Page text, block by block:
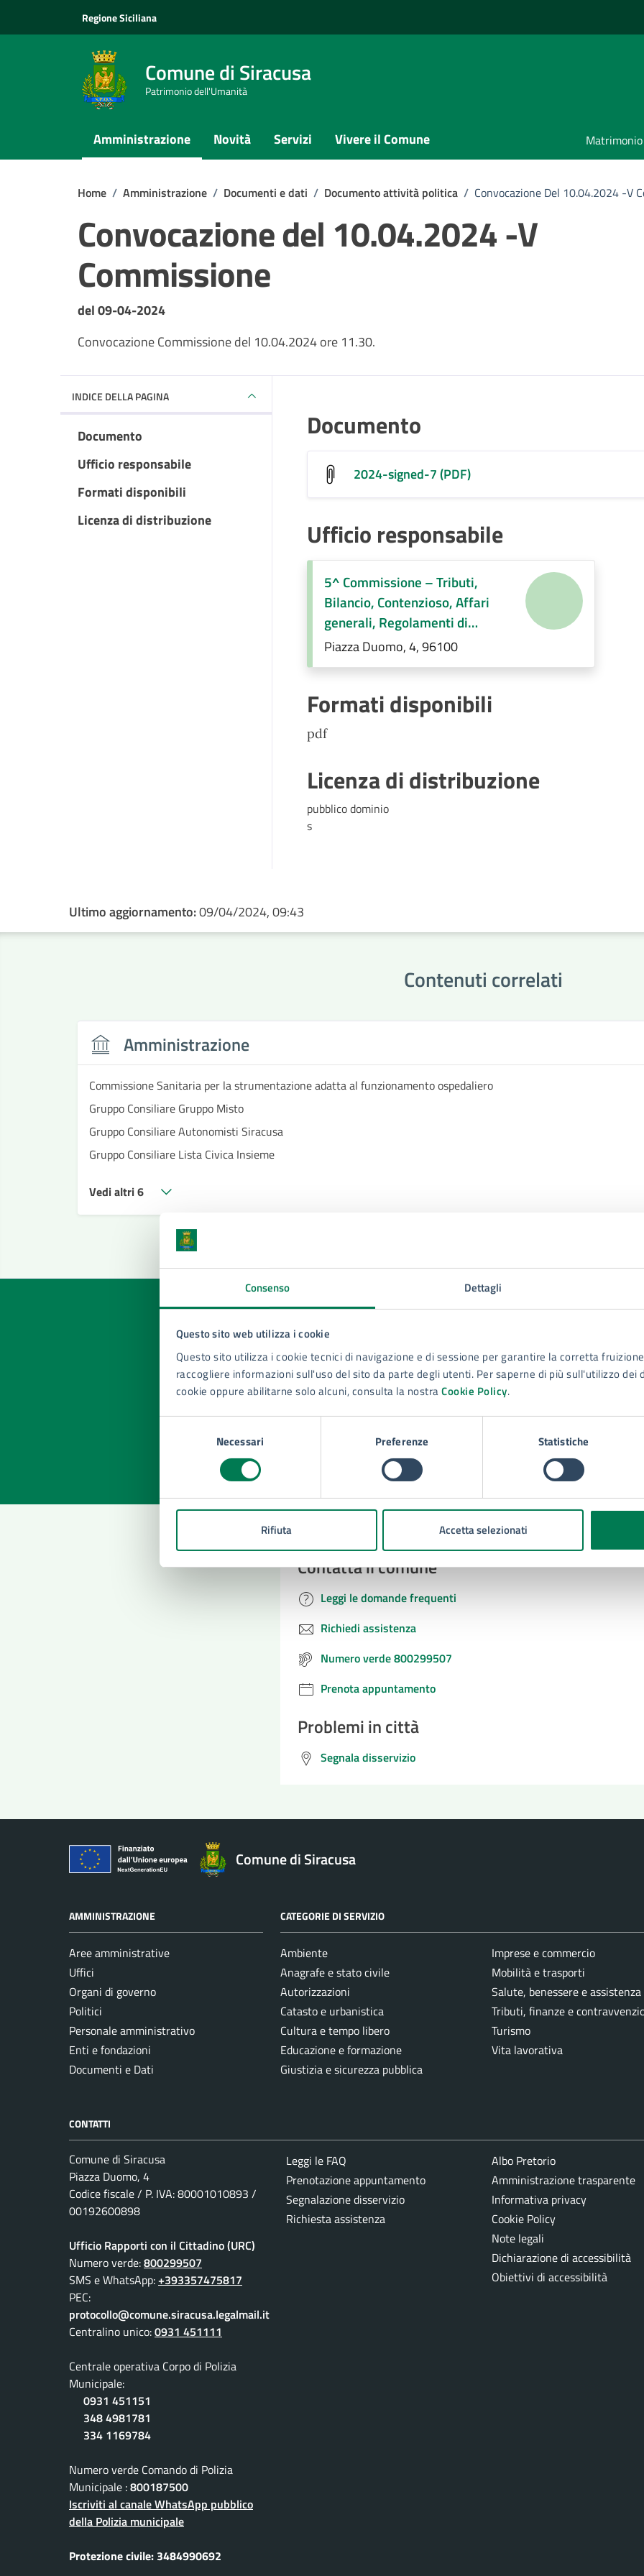
Consenso Dettagli
Questo sito web utilizza i cookie
Questo sito utilizza i cookie tecnici di navigazione e di sessione per garantire la corretta
raccogliere informazioni sull'uso del sito da parte degli utenti. Per saperne di più sull'utilizzo dei
cookie oppure abilitarne solo alcuni, consulta la nostraCookie Policy.
Necessari Preferenze Statistiche
Rifiuta Accetta selezionati
Regione Siciliana
Comune di Siracusa
Patrimonio dell'Umanità
Amministrazione Novità Servizi Vivere il Comune Matrimonio
Home / Amministrazione / Documenti e dati / Documento attività politica / Convocazione Del 10.04.2024 -V
Convocazione del 10.04.2024 -V
Commissione
Dettagli del documento
del 09-04-2024
Convocazione Commissione del 10.04.2024 ore 11.30.
INDICE DELLA PAGINA
Documento
Ufficio responsabile
Formati disponibili
Licenza di distribuzione
Documento
2024-signed-7 (PDF)
Ufficio responsabile
5^ Commissione – Tributi,
Bilancio, Contenzioso, Affari
generali, Regolamenti di
competenza
Piazza Duomo, 4, 96100
Formati disponibili
pdf
Licenza di distribuzione
pubblico dominio
s
Ultimo aggiornamento:09/04/2024, 09:43
Contenuti correlati
Amministrazione
Commissione Sanitaria per la strumentazione adatta al funzionamento ospedaliero
Gruppo Consiliare Gruppo Misto
Gruppo Consiliare Autonomisti Siracusa
Gruppo Consiliare Lista Civica Insieme
Vedi altri 6
Quanto sono chiare le informazioni su questa
pagina?
Valuta la chiarezza delle informazioni (da 1 a 5 stelle)
Seleziona il numero di stelle per valutare la chiarezza delle
Valuta 5 stelle su 5
Valuta 4 stelle su 5
Valuta 3 stelle su 5
Valuta 2 stelle su 5
Valuta 1 stelle su 5
Contatta il comune
Leggi le domande frequenti
Richiedi assistenza
Numero verde 800299507
Prenota appuntamento
Problemi in città
Segnala disservizio
Comune di Siracusa
AMMINISTRAZIONE
Aree amministrative
Uffici
Organi di governo
Politici
Personale amministrativo
Enti e fondazioni
Documenti e Dati
CATEGORIE DI SERVIZIO
Ambiente
Anagrafe e stato civile
Autorizzazioni
Catasto e urbanistica
Cultura e tempo libero
Educazione e formazione
Giustizia e sicurezza pubblica
Imprese e commercio
Mobilità e trasporti
Salute, benessere e assistenza
Tributi, finanze e
Turismo
Vita lavorativa
CONTATTI
Comune di Siracusa
Piazza Duomo, 4
Codice fiscale / P. IVA: 80001010893 /
00192600898
Ufficio Rapporti con il Cittadino (URC)
Numero verde:800299507
SMS e WhatsApp:+393357475817
PEC:
protocollo@comune.siracusa.legalmail.it
Centralino unico:0931 451111
Centrale operativa Corpo di Polizia
Municipale:
0931 451151
348 4981781
334 1169784
Numero verde Comando di Polizia
Municipale :800187500
Iscriviti al canale WhatsApp pubblico
della Polizia municipale
Protezione civile: 3484990692
Leggi le FAQ
Prenotazione appuntamento
Segnalazione disservizio
Richiesta assistenza
Albo Pretorio
Amministrazione trasparente
Informativa privacy
Cookie Policy
Note legali
Dichiarazione di accessibilità
Obiettivi di accessibilità